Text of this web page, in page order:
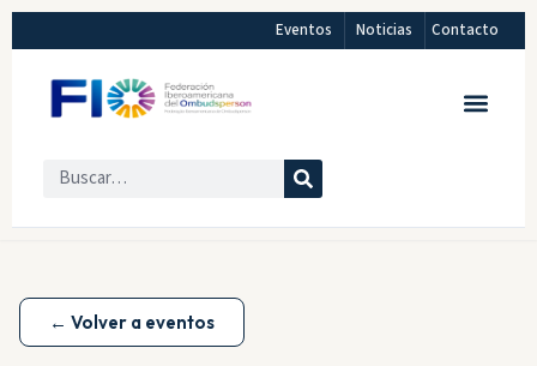
Eventos Noticias Contacto
← Volver a eventos